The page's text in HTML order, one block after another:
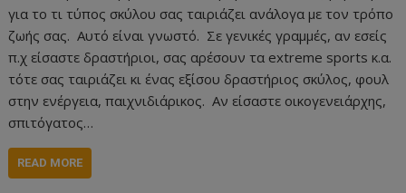
για το τι τύπος σκύλου σας ταιριάζει ανάλογα με τον τρόπο
ζωής σας. Αυτό είναι γνωστό. Σε γενικές γραμμές, αν εσείς
π.χ είσαστε δραστήριοι, σας αρέσουν τα extreme sports κ.α.
τότε σας ταιριάζει κι ένας εξίσου δραστήριος σκύλος, φουλ
στην ενέργεια, παιχνιδιάρικος. Αν είσαστε οικογενειάρχης,
σπιτόγατος…
READ MORE